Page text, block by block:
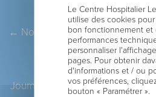
ARTICLE
← Nouvelles modalités à partir
en EHPAD
ARTICLE
Journée de dépistage gratuit et
Le Centre Hospitalier
utilise des cookies
bon fonctionnement et
performances
personnaliser
pages. Pour obtenir
d'informations et / ou
vos préférences,
bouton « Paramétrer ».